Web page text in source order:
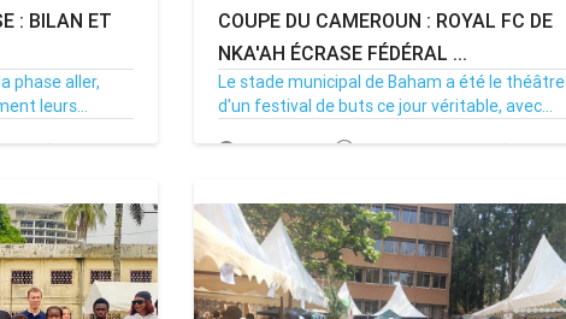
: BILAN ET
phase aller,
leurs...
0
COUPE DU CAMEROUN : ROYAL FC DE
NKA'AH ÉCRASE FÉDÉRAL ...
Le stade municipal de Baham a été le théâtre
d'un festival de buts ce jour véritable, avec...
09/03/25 Par MenouActu 0
MENOUA VISION